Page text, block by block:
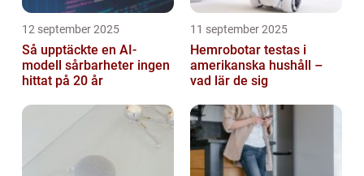
12 september 2025
Så upptäckte en AI-
modell sårbarheter ingen
hittat på 20 år
11 september 2025
Hemrobotar testas i
amerikanska hushåll –
vad lär de sig